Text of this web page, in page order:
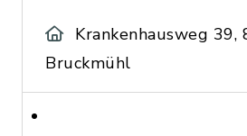
Krankenhausweg 39,
Bruckmühl